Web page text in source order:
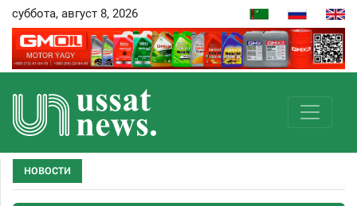
суббота, август 8, 2026
НОВОСТИ